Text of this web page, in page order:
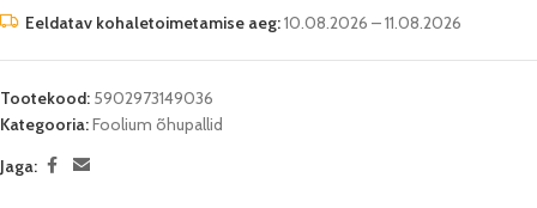
Eeldatav kohaletoimetamise aeg:10.08.2026 – 11.08.2026
Tootekood: 5902973149036
Kategooria:Foolium õhupallid
Jaga: